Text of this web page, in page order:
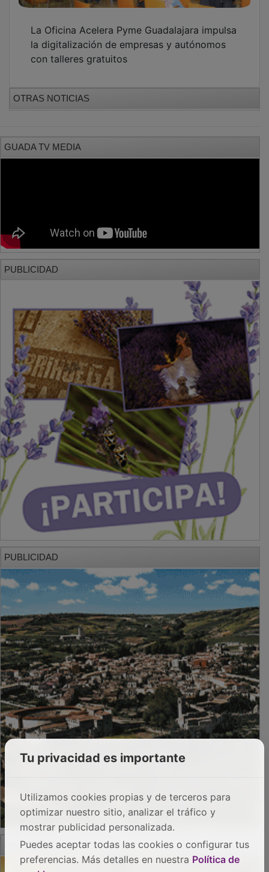
la digitalización de empresas y autónomos
con talleres gratuitos
PUBLICIDAD
PUBLICIDAD
Tu privacidad es importante
Utilizamos cookies propias y de terceros para
optimizar nuestro sitio, analizar el tráfico y
mostrar publicidad personalizada.
Puedes aceptar todas las cookies o configurar tus
preferencias. Más detalles en nuestra Política de